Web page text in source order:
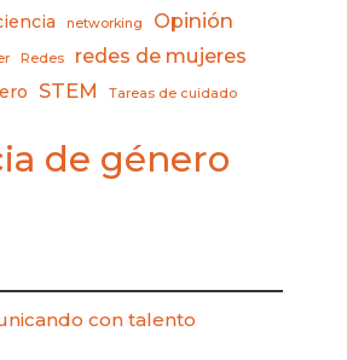
networking Opinión
Redes redes de mujeres
STEM Tareas de cuidado
de género
con talento